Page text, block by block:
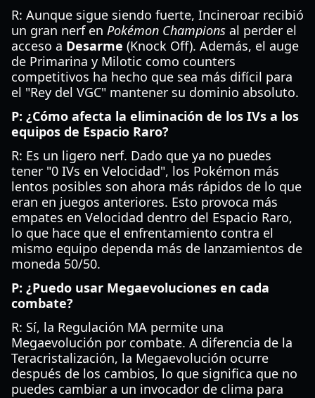
R: Aunque sigue siendo fuerte, Incineroar recibió
un gran nerf en Pokémon Champions al perder el
acceso a Desarme (Knock Off). Además, el auge
de Primarina y Milotic como counters
competitivos ha hecho que sea más difícil para
el "Rey del VGC" mantener su dominio absoluto.
P: ¿Cómo afecta la eliminación de los IVs a los
equipos de Espacio Raro?
R: Es un ligero nerf. Dado que ya no puedes
tener "0 IVs en Velocidad", los Pokémon más
lentos posibles son ahora más rápidos de lo que
eran en juegos anteriores. Esto provoca más
empates en Velocidad dentro del Espacio Raro,
lo que hace que el enfrentamiento contra el
mismo equipo dependa más de lanzamientos de
moneda 50/50.
P: ¿Puedo usar Megaevoluciones en cada
combate?
R: Sí, la Regulación MA permite una
Megaevolución por combate. A diferencia de la
Teracristalización, la Megaevolución ocurre
después de los cambios, lo que significa que no
puedes cambiar a un invocador de clima para